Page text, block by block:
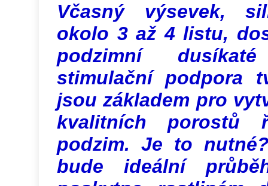
Včasný výsevek,
okolo 3 až 4 listu,
podzimní
stimulační podpora
jsou základem pro
kvalitních porostů
podzim. Je to
bude ideální